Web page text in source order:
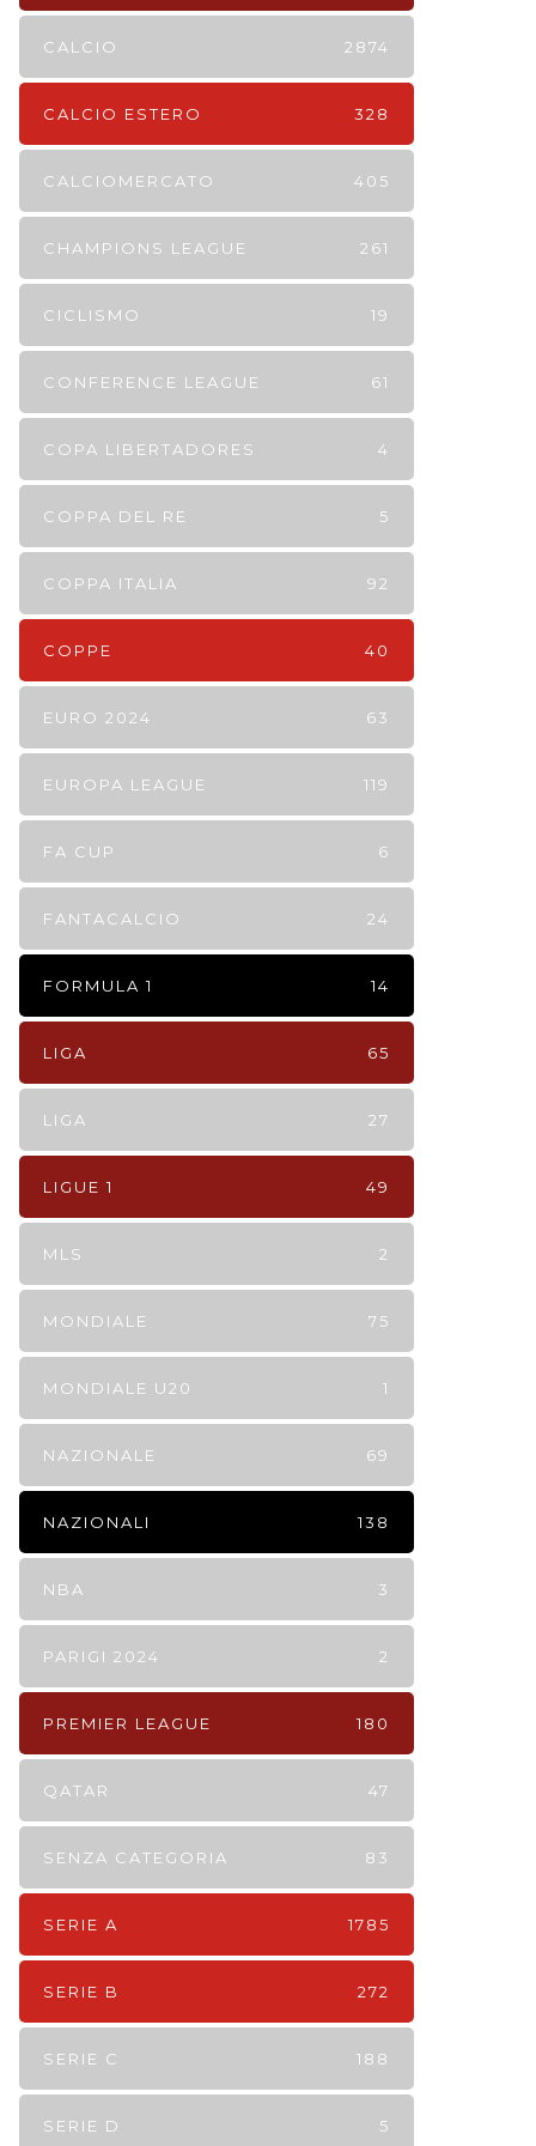
CALCIO 2874
CALCIO ESTERO 328
CALCIOMERCATO 405
CHAMPIONS LEAGUE 261
CICLISMO 19
CONFERENCE LEAGUE 61
COPA LIBERTADORES 4
COPPA DEL RE 5
COPPA ITALIA 92
COPPE 40
EURO 2024 63
EUROPA LEAGUE 119
FA CUP 6
FANTACALCIO 24
FORMULA 1 14
LIGA 65
LIGA 27
LIGUE 1 49
MLS 2
MONDIALE 75
MONDIALE U20 1
NAZIONALE 69
NAZIONALI 138
NBA 3
PARIGI 2024 2
PREMIER LEAGUE 180
QATAR 47
SENZA CATEGORIA 83
SERIE A 1785
SERIE B 272
SERIE C 188
SERIE D 5